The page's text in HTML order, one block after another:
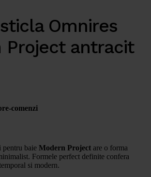
Omnires
Project antracit
comenzi
pentru baie Modern Project are o forma
Formele perfect definite confera
si modern.